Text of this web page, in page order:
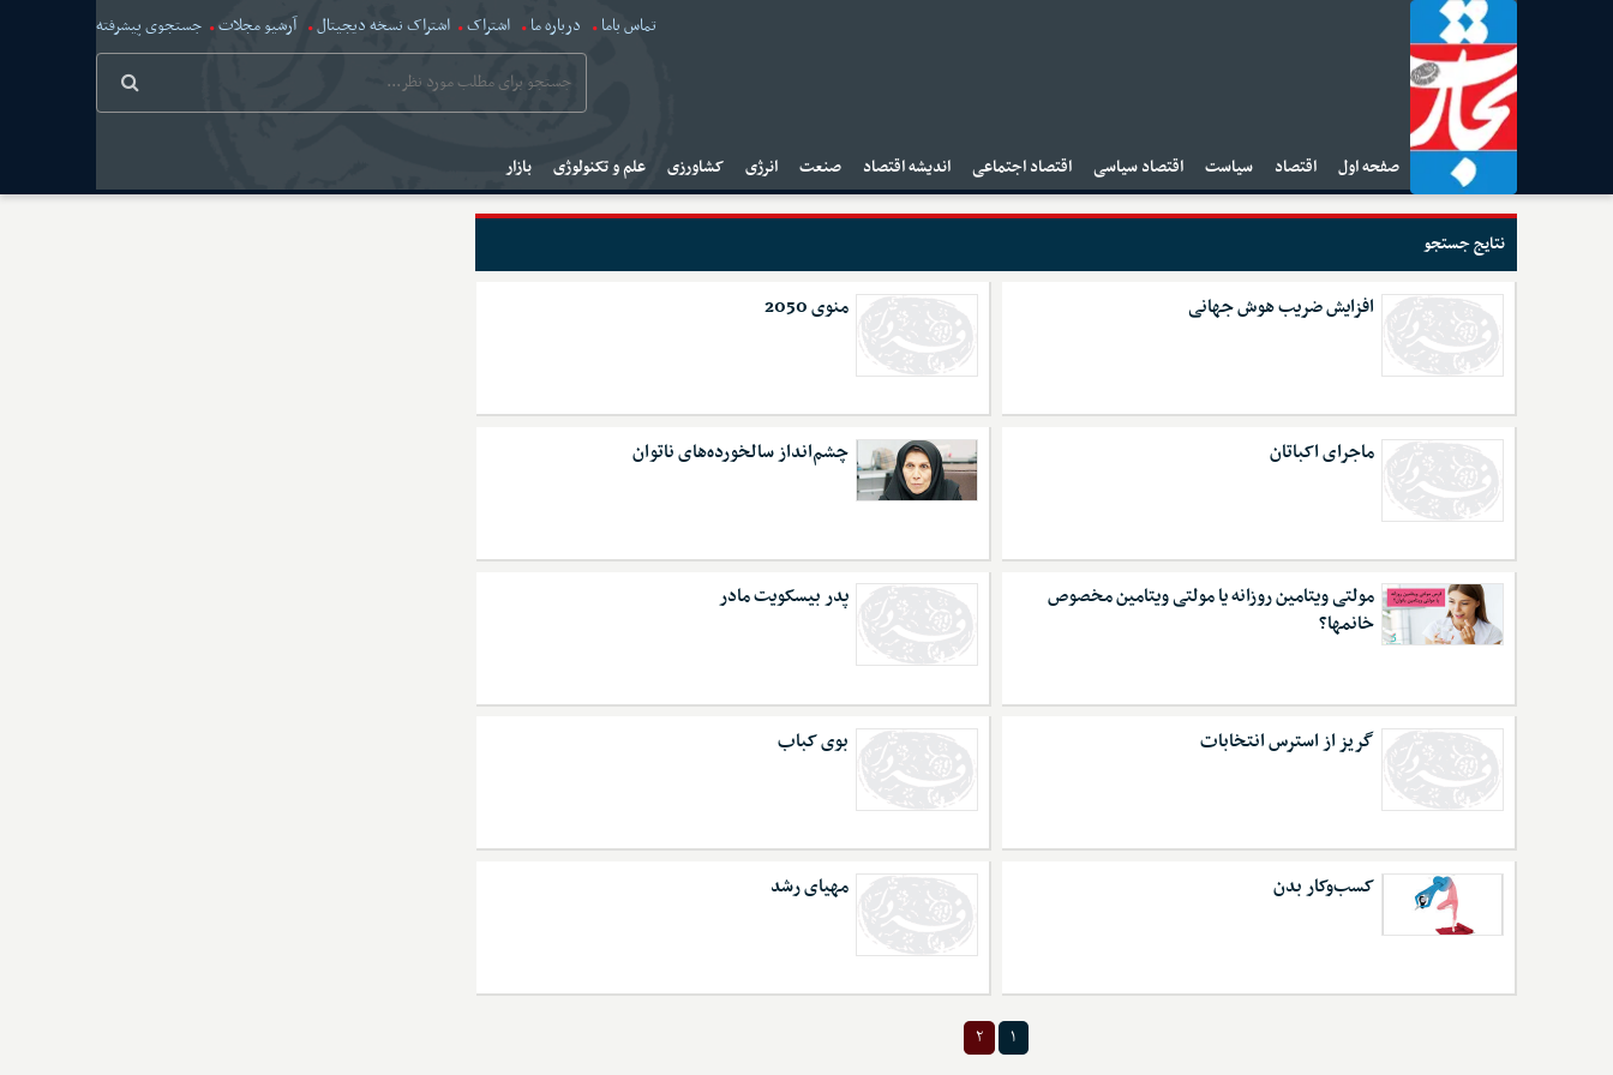
تماس باما درباره ما اشتراک اشتراک نسخه دیجیتال آرشیو مجلات جستجوی پیشرفته
صفحه اول اقتصاد سیاست اقتصاد سیاسی اقتصاد اجتماعی اندیشه اقتصاد صنعت انرژی کشاورزی علم و تکنولوژی بازار
نتایج جستجو
افزایش ضریب هوش جهانی منوی 2050
ماجرای اکباتان چشم‌انداز سالخورده‌های ناتوان
مولتی ویتامین روزانه یا مولتی ویتامین مخصوص
خانمها؟
پدر بیسکویت مادر
گریز از استرس انتخابات بوی کباب
کسب‌وکار بدن مهیای رشد
۱ ۲